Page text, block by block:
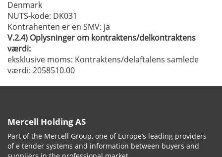
Denmark
NUTS-kode: DK031
Kontrahenten er en SMV: ja
V.2.4) Oplysninger om kontraktens/delkontraktens
værdi:
eksklusive moms: Kontraktens/delaftalens samlede
værdi: 2058510.00
Mercell Holding AS
Part of the Mercell Group, one of Europe’s leading providers
of e tender systems and information between buyers and